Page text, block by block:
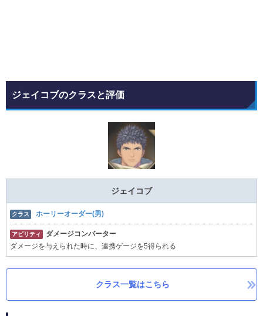
ジェイコブのクラスと評価
ジェイコブ
クラス ホーリーオーダー(男)
アビリティ
ダメージコンバーター
ダメージを与えられた時に、連携ゲージを5得られる
クラス一覧はこちら